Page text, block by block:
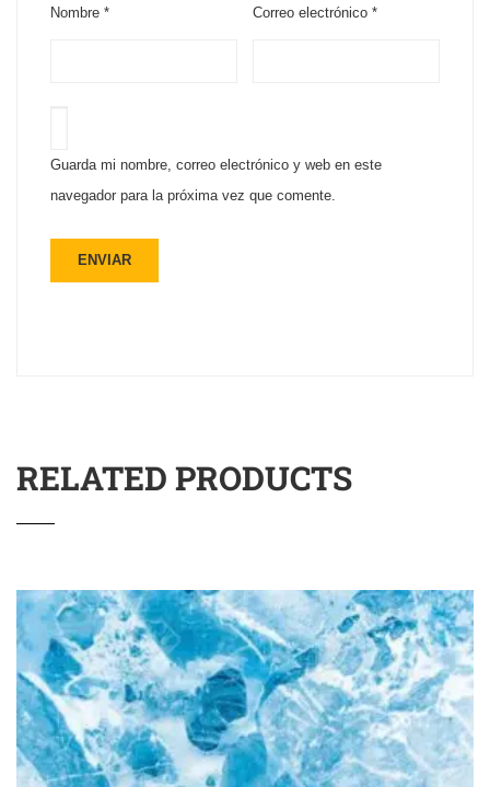
Nombre * Correo electrónico*
Guarda mi nombre, correo electrónico y web en este
navegador para la próxima vez que comente.
RELATED PRODUCTS